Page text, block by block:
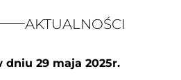
AKTUALNOŚCI
29 maja 2025r.